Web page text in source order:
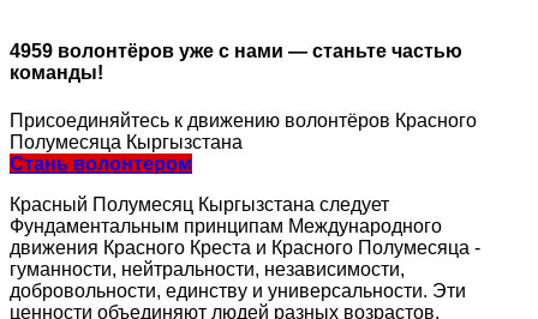
4959 волонтёров уже с нами — станьте частью
команды!
Присоединяйтесь к движению волонтёров Красного
Полумесяца Кыргызстана
Стань волонтером
Красный Полумесяц Кыргызстана следует
Фундаментальным принципам Международного
движения Красного Креста и Красного Полумесяца -
гуманности, нейтральности, независимости,
добровольности, единству и универсальности. Эти
ценности объединяют людей разных возрастов,